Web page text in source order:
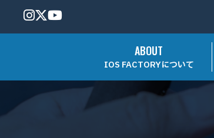
ABOUT
IOS FACTORYについて